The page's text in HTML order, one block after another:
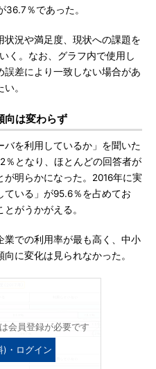
36.7％であった。
況や満足度、現状への課題を
く。なお、グラフ内で使用し
差により一致しない場合があ
。
向は変わらず
を利用しているか」を聞いた
％となり、ほとんどの回答者が
明らかになった。2016年に実
ている」が95.6％を占めてお
がうかがえる。
での利用率が最も高く、中小
に変化は見られなかった。
会員登録が必要です
)・ログイン